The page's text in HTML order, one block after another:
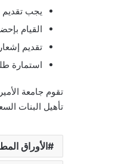
يجب تقديم
القيام
تقديم
استمارة
تقوم جامعة
تأهيل البنات
الأوراق